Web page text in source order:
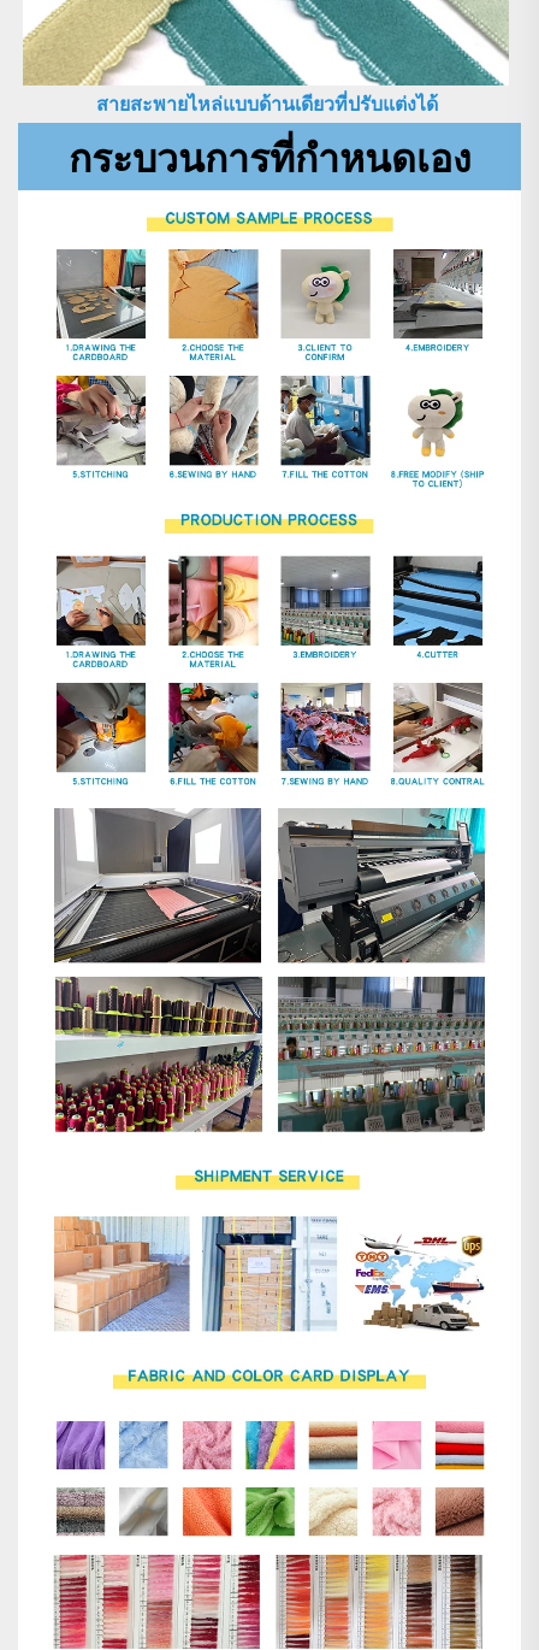
สายสะพายไหล่แบบด้านเดียวที่ปรับแต่งได้
กระบวนการที่กำหนดเอง